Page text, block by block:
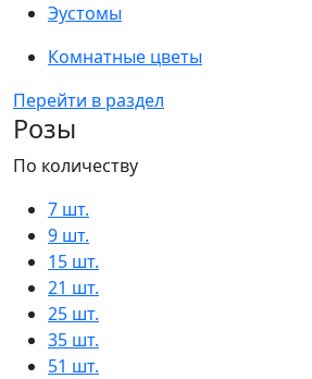
Эустомы
Комнатные цветы
Перейти в раздел
Розы
По количеству
7 шт.
9 шт.
15 шт.
21 шт.
25 шт.
35 шт.
51 шт.